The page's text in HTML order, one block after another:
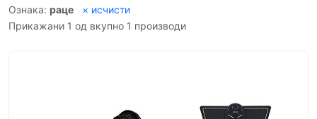
Ознака: раце
× исчисти
Прикажани 1 од вкупно 1 производи